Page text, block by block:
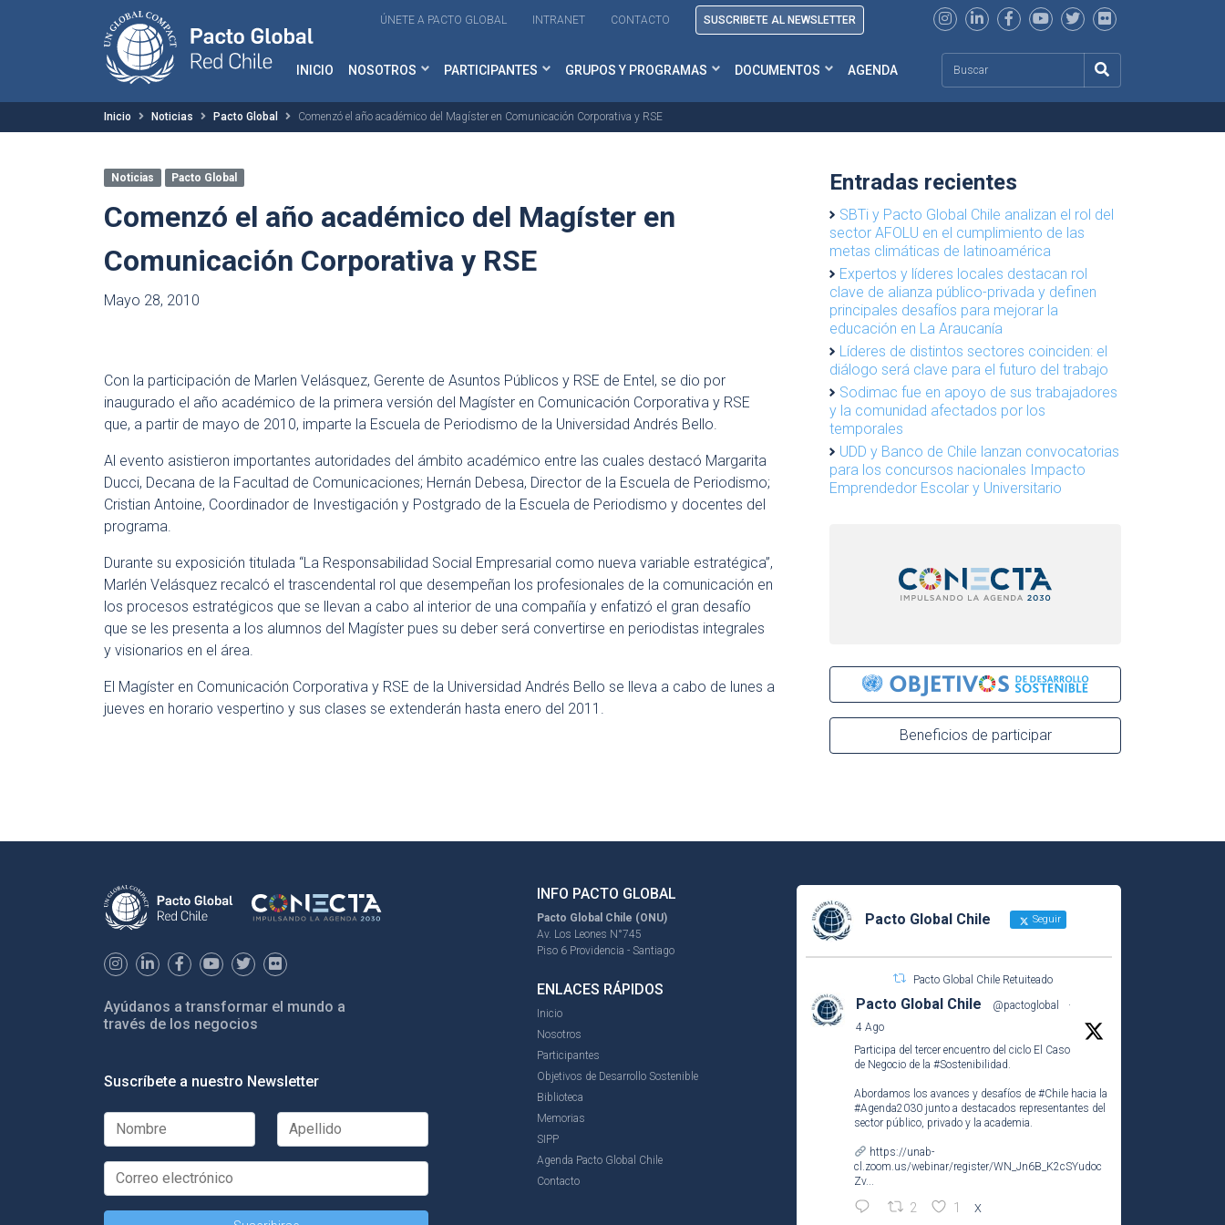
ÚNETE A PACTO GLOBAL INTRANET CONTACTO SUSCRIBETE AL NEWSLETTER
INICIO NOSOTROS PARTICIPANTES GRUPOS Y PROGRAMAS DOCUMENTOS AGENDA
Inicio Noticias Pacto Global Comenzó el año académico del Magíster en Comunicación Corporativa y RSE
Noticias Pacto Global
Comenzó el año académico del Magíster en
Comunicación Corporativa y RSE
Mayo 28, 2010
Con la participación de Marlen Velásquez, Gerente de Asuntos Públicos y RSE de Entel, se dio por
inaugurado el año académico de la primera versión del Magíster en Comunicación Corporativa y RSE
que, a partir de mayo de 2010, imparte la Escuela de Periodismo de la Universidad Andrés Bello.
Al evento asistieron importantes autoridades del ámbito académico entre las cuales destacó Margarita
Ducci, Decana de la Facultad de Comunicaciones; Hernán Debesa, Director de la Escuela de Periodismo;
Cristian Antoine, Coordinador de Investigación y Postgrado de la Escuela de Periodismo y docentes del
programa.
Durante su exposición titulada “La Responsabilidad Social Empresarial como nueva variable estratégica”,
Marlén Velásquez recalcó el trascendental rol que desempeñan los profesionales de la comunicación en
los procesos estratégicos que se llevan a cabo al interior de una compañía y enfatizó el gran desafío
que se les presenta a los alumnos del Magíster pues su deber será convertirse en periodistas integrales
y visionarios en el área.
El Magíster en Comunicación Corporativa y RSE de la Universidad Andrés Bello se lleva a cabo de lunes a
jueves en horario vespertino y sus clases se extenderán hasta enero del 2011.
Entradas recientes
SBTi y Pacto Global Chile analizan el rol del
sector AFOLU en el cumplimiento de las
metas climáticas de latinoamérica
Expertos y líderes locales destacan rol
clave de alianza público-privada y definen
principales desafíos para mejorar la
educación en La Araucanía
Líderes de distintos sectores coinciden: el
diálogo será clave para el futuro del trabajo
Sodimac fue en apoyo de sus trabajadores
y la comunidad afectados por los
temporales
UDD y Banco de Chile lanzan convocatorias
para los concursos nacionales Impacto
Emprendedor Escolar y Universitario
Beneficios de participar
Ayúdanos a transformar el mundo a
través de los negocios
Suscríbete a nuestro Newsletter
INFO PACTO GLOBAL
Pacto Global Chile (ONU)
Av. Los Leones N°745
Piso 6 Providencia - Santiago
ENLACES RÁPIDOS
Inicio
Nosotros
Participantes
Objetivos de Desarrollo Sostenible
Biblioteca
Memorias
SIPP
Agenda Pacto Global Chile
Contacto
Pacto Global Chile Seguir
Pacto Global Chile Retuiteado
Pacto Global Chile @pactoglobal
·
4 Ago
Participa del tercer encuentro del ciclo El Caso
de Negocio de la #Sostenibilidad.
Abordamos los avances y desafíos de #Chile hacia la
#Agenda2030 junto a destacados representantes del
sector público, privado y la academia.
https://unab-
cl.zoom.us/webinar/register/WN_Jn6B_K2cSYudoc
Zv...
2 1 X